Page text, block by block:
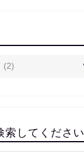
索してください